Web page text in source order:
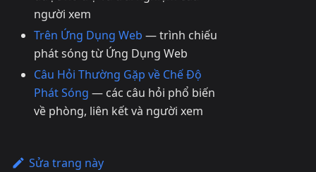
người xem
Trên Ứng Dụng Web — trình chiếu
phát sóng từ Ứng Dụng Web
Câu Hỏi Thường Gặp về Chế Độ
Phát Sóng — các câu hỏi phổ biến
về phòng, liên kết và người xem
Sửa trang này